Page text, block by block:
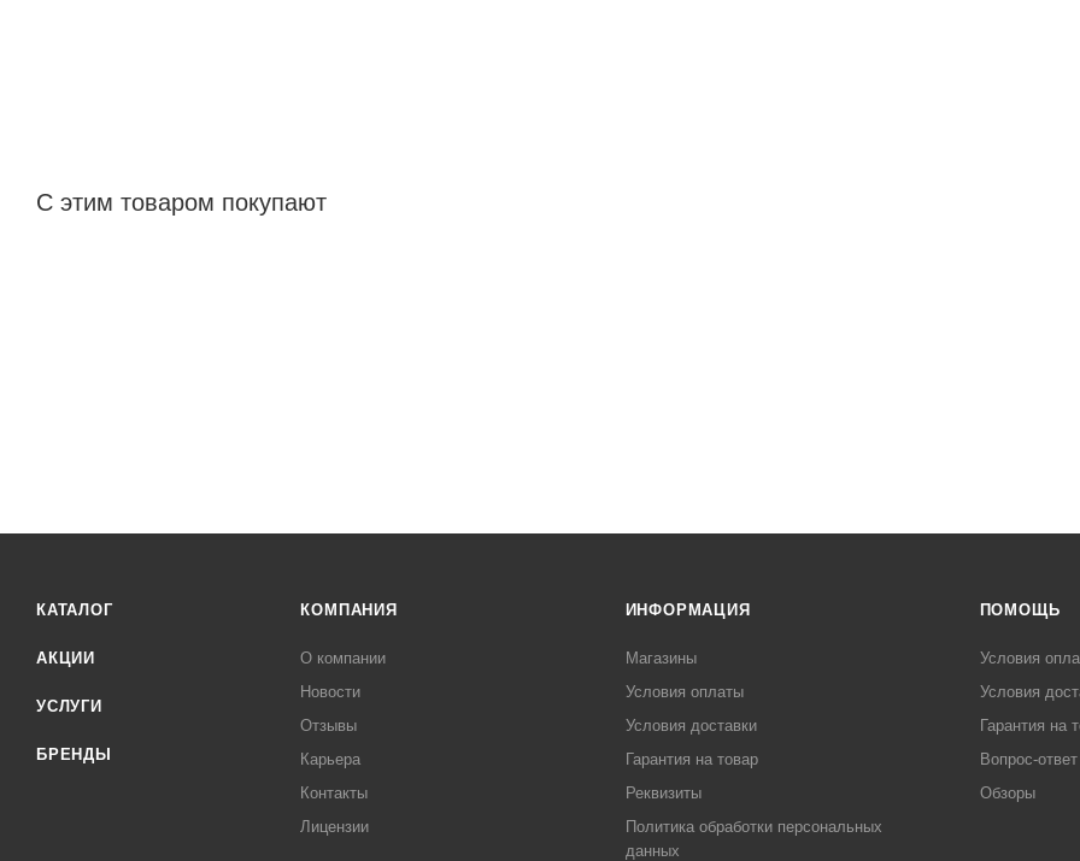
С этим товаром покупают
КАТАЛОГ
АКЦИИ
УСЛУГИ
БРЕНДЫ
КОМПАНИЯ
О компании
Новости
Отзывы
Карьера
Контакты
Лицензии
ИНФОРМАЦИЯ
Магазины
Условия оплаты
Условия доставки
Гарантия на товар
Реквизиты
Политика обработки персональных
данных
ПОМОЩЬ
Условия
Условия
Гарантия на
Вопрос-ответ
Обзоры